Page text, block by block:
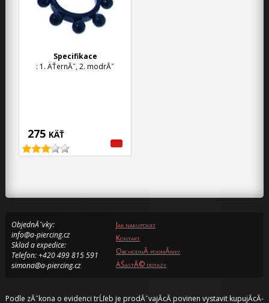
275 KÄŤ
Specifikace
: 1. ÄŤernĂˇ, 2. modrĂˇ
ObjednĂˇvky:
info@a-piercing.cz
Sklad a expedice:
Telefon: +420 499 815 591
simona@a-piercing.cz
Jak nakupovat
Kontakt
ObchodnĂ­ podmĂ­nky
ÄŚastĂ© dotazy
Podle zĂˇkona o evidenci trĹľeb je prodĂˇvajĂ­cĂ­ povinen vystavit kupujĂ­cĂ­